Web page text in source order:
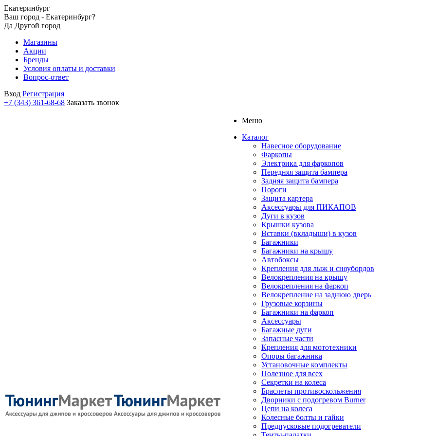
Екатеринбург
Ваш город - Екатеринбург?
Да Другой город
Магазины
Акции
Бренды
Условия оплаты и доставки
Вопрос-ответ
Вход Регистрация
+7 (343) 361-68-68 Заказать звонок
Меню
Каталог
Навесное оборудование
Фаркопы
Электрика для фаркопов
Передняя защита бампера
Задняя защита бампера
Пороги
Защита картера
Аксессуары для ПИКАПОВ
Дуги в кузов
Крышки кузова
Вставки (вкладыши) в кузов
Багажники
Багажники на крышу
Автобоксы
Крепления для лыж и сноубордов
Велокрепления на крышу
Велокрепления на фаркоп
Велокрепление на заднюю дверь
Грузовые корзины
Багажники на фаркоп
Аксессуары
Багажные дуги
Запасные части
Крепления для мототехники
Опоры багажника
Установочные комплекты
Полезное для всех
Секретки на колеса
Браслеты противоскольжения
Дворники с подогревом Burner
Цепи на колеса
Колесные болты и гайки
Предпусковые подогреватели